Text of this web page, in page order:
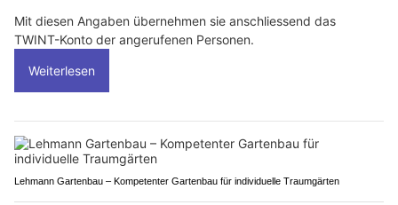
Mit diesen Angaben übernehmen sie anschliessend das
TWINT-Konto der angerufenen Personen.
Weiterlesen
Lehmann Gartenbau – Kompetenter Gartenbau für individuelle Traumgärten